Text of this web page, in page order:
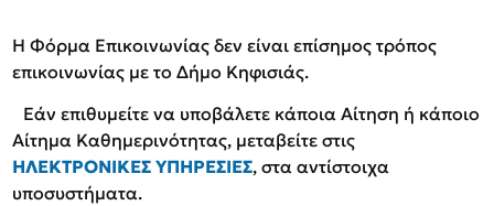
Η Φόρμα Επικοινωνίας δεν είναι επίσημος τρόπος
επικοινωνίας με το Δήμο Κηφισιάς.
Εάν επιθυμείτε να υποβάλετε κάποια Αίτηση ή κάποιο
Αίτημα Καθημερινότητας, μεταβείτε στις
ΗΛΕΚΤΡΟΝΙΚΕΣ ΥΠΗΡΕΣΙΕΣ, στα αντίστοιχα
υποσυστήματα.